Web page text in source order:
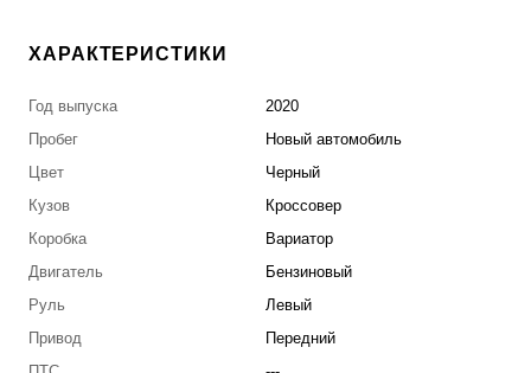
ХАРАКТЕРИСТИКИ
Год выпуска
2020
Пробег
Новый автомобиль
Цвет
Черный
Кузов
Кроссовер
Коробка
Вариатор
Двигатель
Бензиновый
Руль
Левый
Привод
Передний